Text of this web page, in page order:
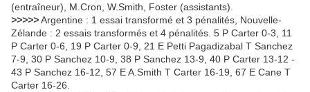
(entraîneur), M.Cron, W.Smith, Foster (assistants).
>>>>>Argentine : 1 essai transformé et 3 pénalités, Nouvelle-
Zélande : 2 essais transformés et 4 pénalités. 5 P Carter 0-3, 11
P Carter 0-6, 19 P Carter 0-9, 21 E Petti Pagadizabal T Sanchez
7-9, 30 P Sanchez 10-9, 38 P Sanchez 13-9, 40 P Carter 13-12 -
43 P Sanchez 16-12, 57 E A.Smith T Carter 16-19, 67 E Cane T
Carter 16-26.